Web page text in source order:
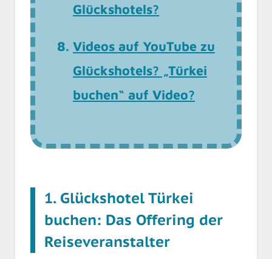
Glückshotels?
Videos auf YouTube zu
Glückshotels? „Türkei
buchen“ auf Video?
1. Glückshotel Türkei
buchen: Das Offering der
Reiseveranstalter